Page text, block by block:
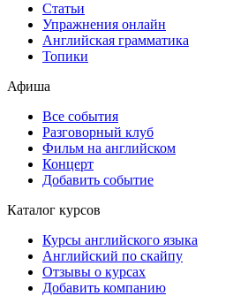
Статьи
Упражнения онлайн
Английская грамматика
Топики
Афиша
Все события
Разговорный клуб
Фильм на английском
Концерт
Добавить событие
Каталог курсов
Курсы английского языка
Английский по скайпу
Отзывы о курсах
Добавить компанию